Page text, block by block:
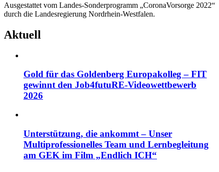
Ausgestattet vom Landes-Sonderprogramm „CoronaVorsorge 2022“
durch die Landesregierung Nordrhein-Westfalen.
Aktuell
Gold für das Goldenberg Europakolleg – FIT
gewinnt den Job4futuRE-Videowettbewerb
2026
Unterstützung, die ankommt – Unser
Multiprofessionelles Team und Lernbegleitung
am GEK im Film „Endlich ICH“